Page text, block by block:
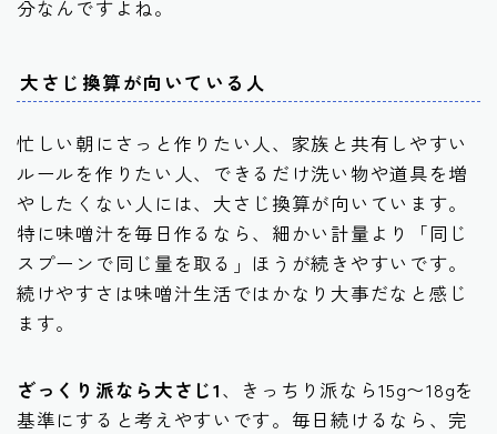
分なんですよね。
大さじ換算が向いている人
忙しい朝にさっと作りたい人、家族と共有しやすい
ルールを作りたい人、できるだけ洗い物や道具を増
やしたくない人には、大さじ換算が向いています。
特に味噌汁を毎日作るなら、細かい計量より「同じ
スプーンで同じ量を取る」ほうが続きやすいです。
続けやすさは味噌汁生活ではかなり大事だなと感じ
ます。
ざっくり派なら大さじ1、きっちり派なら15g〜18gを
基準にすると考えやすいです。毎日続けるなら、完